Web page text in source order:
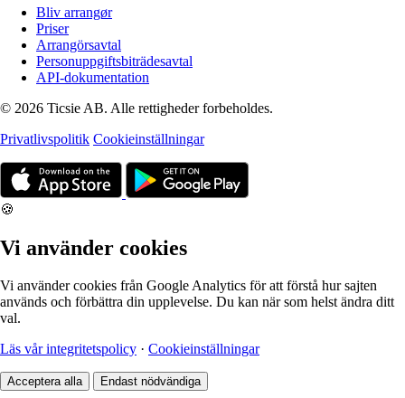
Bliv arrangør
Priser
Arrangörsavtal
Personuppgiftsbiträdesavtal
API-dokumentation
© 2026 Ticsie AB. Alle rettigheder forbeholdes.
Privatlivspolitik Cookieinställningar
🍪
Vi använder cookies
Vi använder cookies från Google Analytics för att förstå hur sajten
används och förbättra din upplevelse. Du kan när som helst ändra ditt
val.
Läs vår integritetspolicy · Cookieinställningar
Acceptera alla Endast nödvändiga